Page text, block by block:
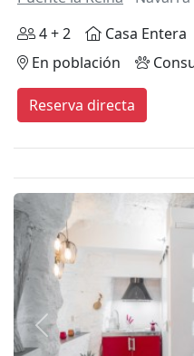
4 + 2
Casa Entera
En población
Reserva directa
Anterior